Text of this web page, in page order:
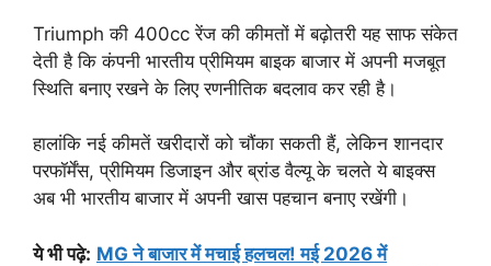
Triumph की 400cc रेंज की कीमतों में बढ़ोतरी यह साफ संकेत
देती है कि कंपनी भारतीय प्रीमियम बाइक बाजार में अपनी मजबूत
स्थिति बनाए रखने के लिए रणनीतिक बदलाव कर रही है।
हालांकि नई कीमतें खरीदारों को चौंका सकती हैं, लेकिन शानदार
परफॉर्मेंस, प्रीमियम डिजाइन और ब्रांड वैल्यू के चलते ये बाइक्स
अब भी भारतीय बाजार में अपनी खास पहचान बनाए रखेंगी।
ये भी पढ़े: MG ने बाजार में मचाई हलचल! मई 2026 में